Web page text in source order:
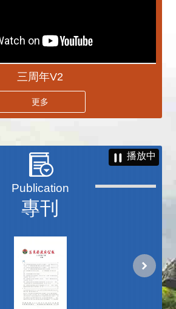
三周年V2
更多
專刊
播放中